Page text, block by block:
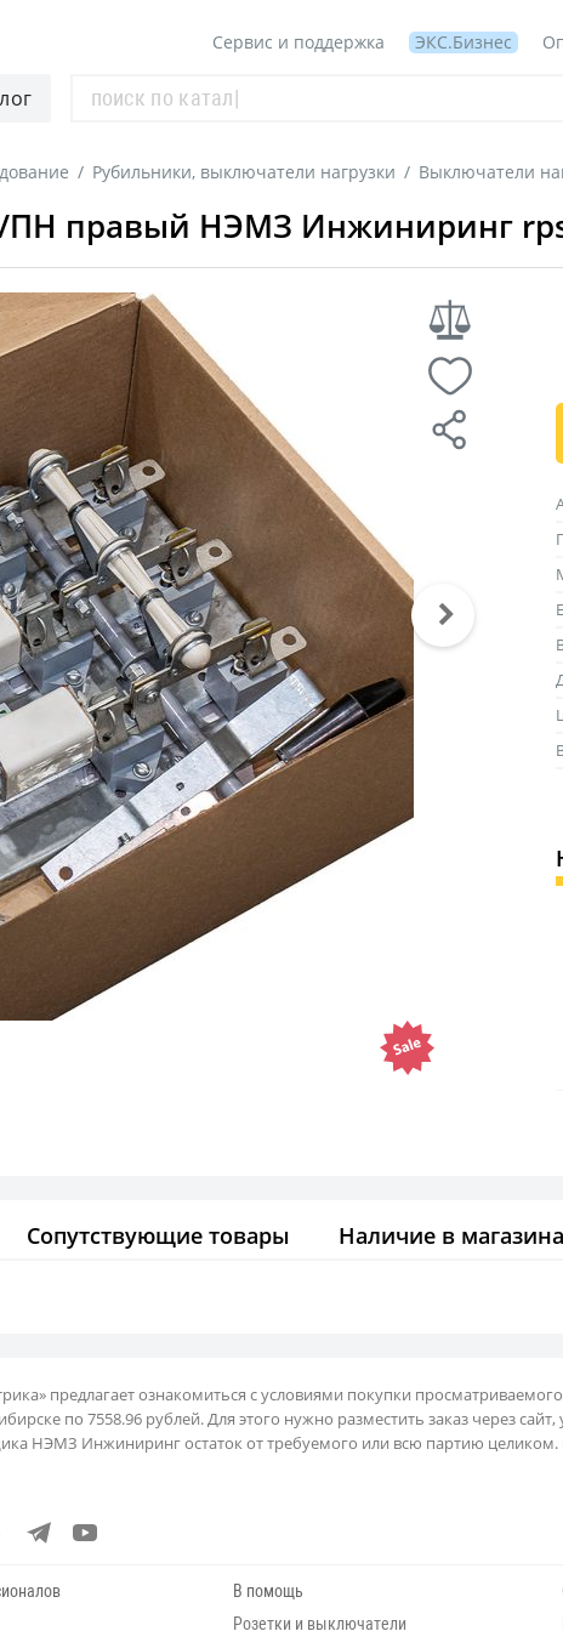
Сервис и поддержка ЭКС.Бизнес
/ Рубильники, выключатели нагрузки / Выключатели
ПН правый НЭМЗ Инжиниринг
Сопутствующие товары Наличие в
предлагает ознакомиться с условиями покупки
по 7558.96 рублей. Для этого нужно разместить заказ через
НЭМЗ Инжиниринг остаток от требуемого или всю партию целиком.
В помощь
Розетки и выключатели